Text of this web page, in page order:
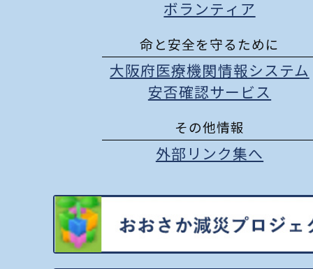
ボランティア
命と安全を守るために
大阪府医療機関情報システム
安否確認サービス
その他情報
外部リンク集へ